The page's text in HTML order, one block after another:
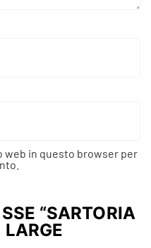
web in questo browser per
“SARTORIA
LARGE